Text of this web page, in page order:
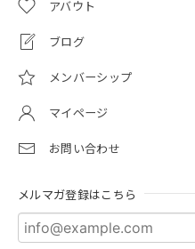
アバウト
ブログ
メンバーシップ
マイページ
お問い合わせ
メルマガ登録はこちら